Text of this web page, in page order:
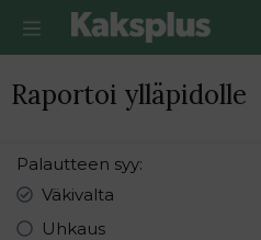
Raportoi ylläpidolle
Palautteen syy
Väkivalta
Uhkaus